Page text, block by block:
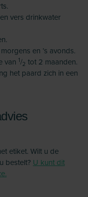
vers drinkwater
en ’s avonds.
van 1/2 tot 2 maanden.
het paard zich in een
etiket. Wilt u de
bestelt? U kunt dit